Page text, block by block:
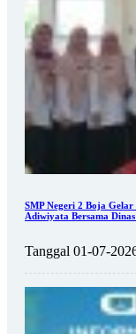
SMP Negeri 2 Boja
Adiwiyata Bersama
Tanggal 01-07-